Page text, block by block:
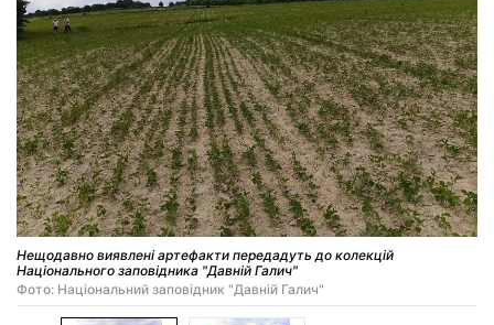
Нещодавно виявлені артефакти передадуть до колекцій
Національного заповідника "Давній Галич"
Фото: Національний заповідник "Давній Галич"